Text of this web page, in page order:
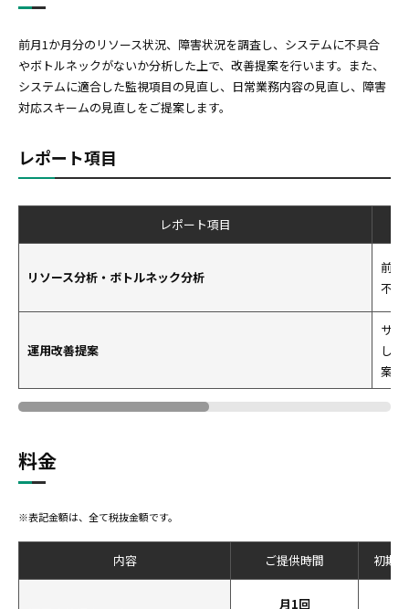
前月1か月分のリソース状況、障害状況を調査し、システムに不具合
やボトルネックがないか分析した上で、改善提案を行います。また、
システムに適合した監視項目の見直し、日常業務内容の見直し、障害
対応スキームの見直しをご提案します。
レポート項目
レポート項目
リソース分析・ボトルネック分析
前月
不具
運用改善提案
サー
し
案し
料金
※表記金額は、全て税抜金額です。
内容 ご提供時間 初期
月1回